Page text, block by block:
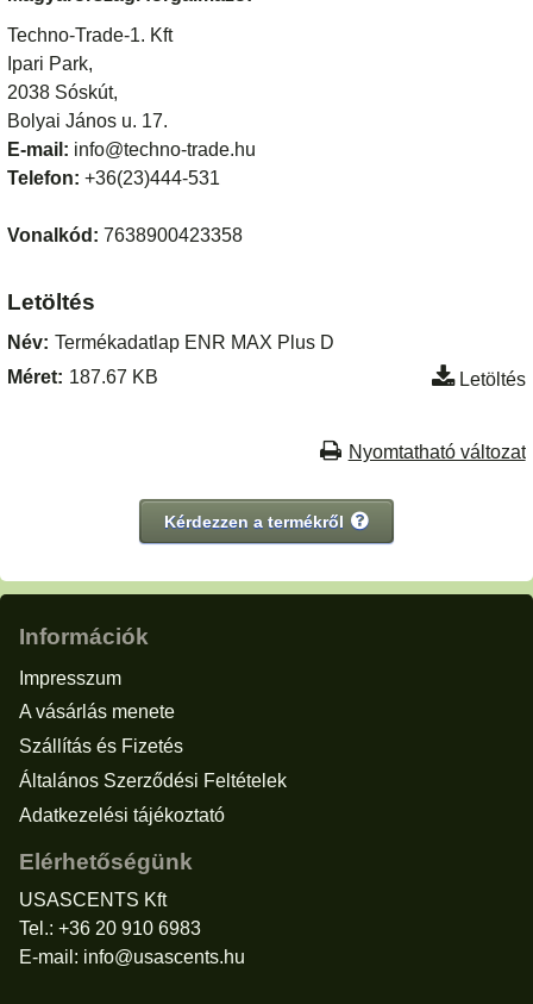
Techno-Trade-1. Kft
Ipari Park,
2038 Sóskút,
Bolyai János u. 17.
E-mail: info@techno-trade.hu
Telefon: +36(23)444-531
Vonalkód: 7638900423358
Letöltés
Név: Termékadatlap ENR MAX Plus D
Méret: 187.67 KB Letöltés
Nyomtatható változat
Kérdezzen a termékről
Információk
Impresszum
A vásárlás menete
Szállítás és Fizetés
Általános Szerződési Feltételek
Adatkezelési tájékoztató
Elérhetőségünk
USASCENTS Kft
Tel.: +36 20 910 6983
E-mail: info@usascents.hu